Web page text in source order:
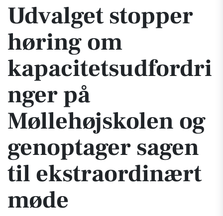
Udvalget stopper
høring om
kapacitetsudfordri
nger på
Møllehøjskolen og
genoptager sagen
til ekstraordinært
møde